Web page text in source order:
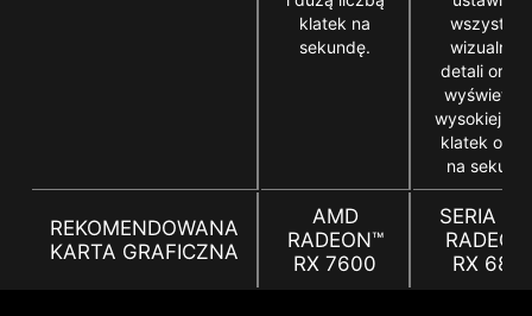
klatek na
sekundę.
detali oraz
wysokiej
klatek
na
REKOMENDOWANA
KARTA GRAFICZNA
AMD
RADEON™
RX 7600
SERIA
RX